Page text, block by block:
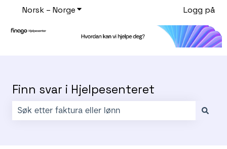
Norsk – NorgeVis undermeny for oversettelserLogg på
Finn svar i Hjelpesenteret